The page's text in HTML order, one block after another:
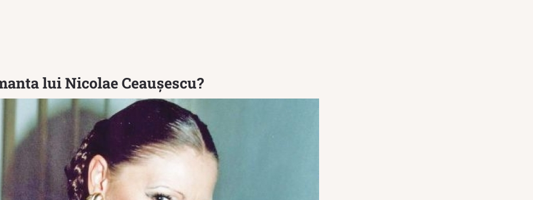
lui Nicolae Ceaușescu?